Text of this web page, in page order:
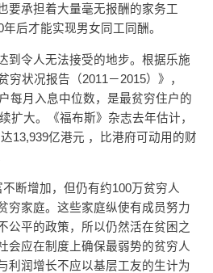
要承担着大量毫无报酬的家务工
后才能实现男女同工同酬。
到令人无法接受的地步。根据乐施
穷状况报告（2011－2015）》，
每月入息中位数，是最贫穷住户的
扩大。《福布斯》杂志去年估计，
13,939亿港元 ，比港府可动用的财
不断增加，但仍有约100万贫穷人
穷家庭。这些家庭纵使有成员努力
公平的政策，所以仍然活在贫困之
会应在制度上确保最弱势的贫穷人
利润增长不应以基层工友的生计为